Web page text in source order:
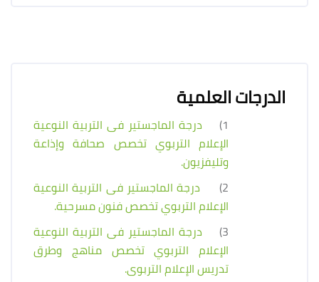
الدرجات العلمية
1)
درجة الماجستير فى التربية النوعية
الإعلام التربوي تخصص صحافة وإذاعة
وتليفزيون.
2)
درجة الماجستير فى التربية النوعية
الإعلام التربوي تخصص فنون مسرحية.
3)
درجة الماجستير فى التربية النوعية
الإعلام التربوي تخصص مناهج وطرق
تدريس الإعلام التربوى.